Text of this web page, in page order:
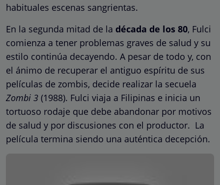
habituales escenas sangrientas.
En la segunda mitad de la década de los 80, Fulci
comienza a tener problemas graves de salud y su
estilo continúa decayendo. A pesar de todo y, con
el ánimo de recuperar el antiguo espíritu de sus
películas de zombis, decide realizar la secuela
Zombi 3 (1988). Fulci viaja a Filipinas e inicia un
tortuoso rodaje que debe abandonar por motivos
de salud y por discusiones con el productor. La
película termina siendo una auténtica decepción.